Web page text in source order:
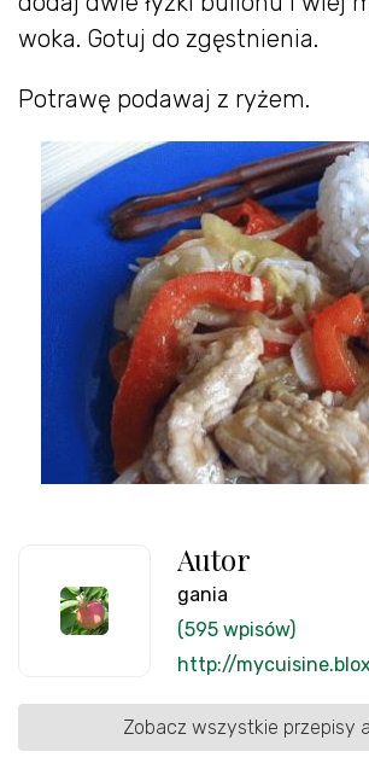
woka. Gotuj do zgęstnienia.
Potrawę podawaj z ryżem.
Autor
gania
(595 wpisów)
http://
Zobacz wszystkie przepisy